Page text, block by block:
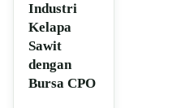
Industri
Kelapa
Sawit
dengan
Bursa CPO